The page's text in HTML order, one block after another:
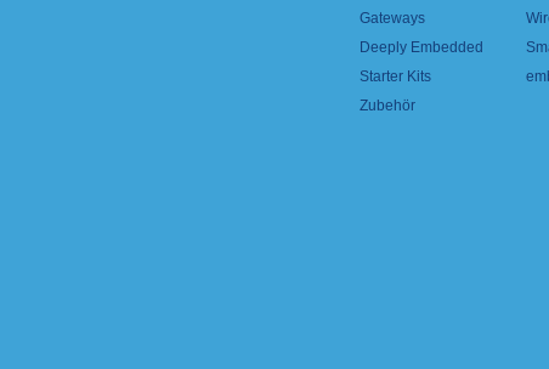
Gateways
Deeply Embedded
Starter Kits
Zubehör